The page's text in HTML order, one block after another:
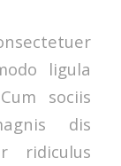
ligula
sociis
dis
ridiculus